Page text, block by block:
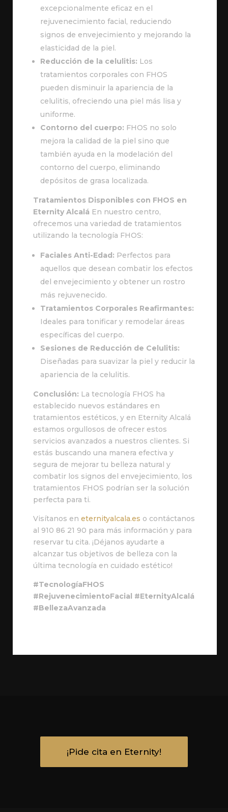
excepcionalmente eficaz en el
rejuvenecimiento facial, reduciendo
signos de envejecimiento y mejorando la
elasticidad de la piel.
Reducción de la celulitis: Los
tratamientos corporales con FHOS
pueden disminuir la apariencia de la
celulitis, ofreciendo una piel más lisa y
uniforme.
Contorno del cuerpo: FHOS no solo
mejora la calidad de la piel sino que
también ayuda en la modelación del
contorno del cuerpo, eliminando
depósitos de grasa localizada.
Tratamientos Disponibles con FHOS en
Eternity Alcalá En nuestro centro,
ofrecemos una variedad de tratamientos
utilizando la tecnología FHOS:
Faciales Anti-Edad: Perfectos para
aquellos que desean combatir los efectos
del envejecimiento y obtener un rostro
más rejuvenecido.
Tratamientos Corporales Reafirmantes:
Ideales para tonificar y remodelar áreas
específicas del cuerpo.
Sesiones de Reducción de Celulitis:
Diseñadas para suavizar la piel y reducir la
apariencia de la celulitis.
Conclusión: La tecnología FHOS ha
establecido nuevos estándares en
tratamientos estéticos, y en Eternity Alcalá
estamos orgullosos de ofrecer estos
servicios avanzados a nuestros clientes. Si
estás buscando una manera efectiva y
segura de mejorar tu belleza natural y
combatir los signos del envejecimiento, los
tratamientos FHOS podrían ser la solución
perfecta para ti.
Visítanos eneternityalcala.es o contáctanos
al 910 86 21 90 para más información y para
reservar tu cita. ¡Déjanos ayudarte a
alcanzar tus objetivos de belleza con la
última tecnología en cuidado estético!
#TecnologíaFHOS
#RejuvenecimientoFacial #EternityAlcalá
#BellezaAvanzada
¡Pide cita en Eternity!